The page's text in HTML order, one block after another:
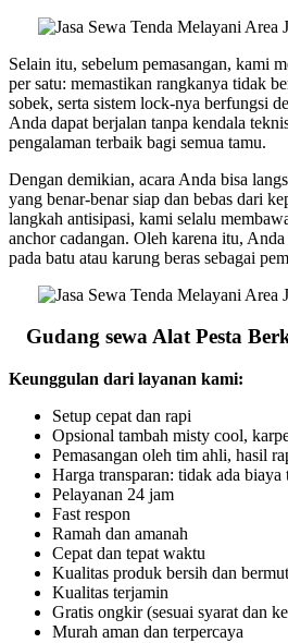
Selain itu, sebelum pemasangan, kami
per satu: memastikan rangkanya tidak
sobek, serta sistem lock-nya berfungsi
Anda dapat berjalan tanpa kendala
pengalaman terbaik bagi semua tamu.
Dengan demikian, acara Anda bisa
yang benar-benar siap dan bebas dari
langkah antisipasi, kami selalu
anchor cadangan. Oleh karena itu,
pada batu atau karung beras sebagai
Gudang sewa Alat Pesta
Keunggulan dari layanan kami:
Setup cepat dan rapi
Opsional tambah misty cool,
Pemasangan oleh tim ahli, hasil
Harga transparan: tidak ada biaya
Pelayanan 24 jam
Fast respon
Ramah dan amanah
Cepat dan tepat waktu
Kualitas produk bersih dan
Kualitas terjamin
Gratis ongkir (sesuai syarat dan
Murah aman dan terpercaya